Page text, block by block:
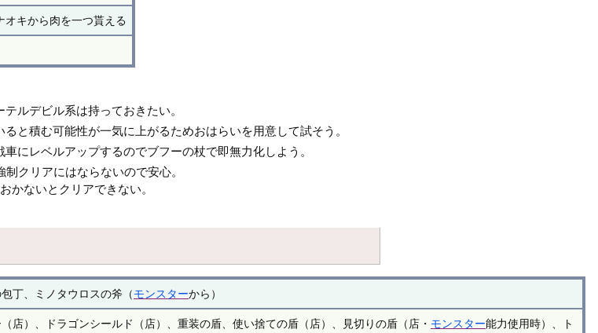
オキから肉を一つ貰える
ルデビル系は持っておきたい。
と積む可能性が一気に上がるためおはらいを用意して試そう。
にレベルアップするのでブフーの杖で即無力化しよう。
クリアにはならないので安心。
かないとクリアできない。
丁、ミノタウロスの斧（モンスターから）
）、ドラゴンシールド（店）、重装の盾、使い捨ての盾（店）、見切りの盾（店・ モンスター能力使用時）、ト